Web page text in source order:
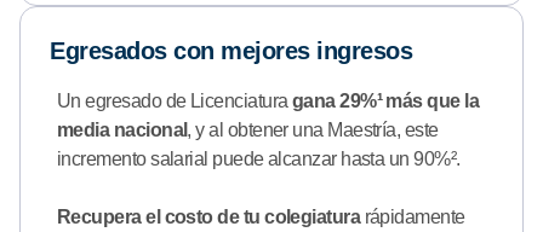
Egresados con mejores ingresos
Un egresado de Licenciaturagana 29%¹ más que la
media nacional, y al obtener una Maestría, este
incremento salarial puede alcanzar hasta un 90%².
Recupera el costo de tu colegiaturarápidamente